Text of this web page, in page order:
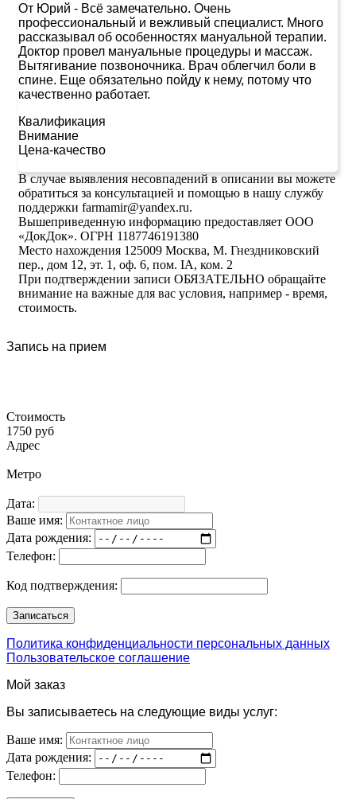
От Юрий - Всё замечательно. Очень
профессиональный и вежливый специалист. Много
рассказывал об особенностях мануальной терапии.
Доктор провел мануальные процедуры и массаж.
Вытягивание позвоночника. Врач облегчил боли в
спине. Еще обязательно пойду к нему, потому что
качественно работает.
Квалификация
Внимание
Цена-качество
В случае выявления несовпадений в описании вы можете
обратиться за консультацией и помощью в нашу службу
поддержки farmamir@yandex.ru.
Вышеприведенную информацию предоставляет ООО
«ДокДок». ОГРН 1187746191380
Место нахождения 125009 Москва, М. Гнездниковский
пер., дом 12, эт. 1, оф. 6, пом. IA, ком. 2
При подтверждении записи ОБЯЗАТЕЛЬНО обращайте
внимание на важные для вас условия, например - время,
стоимость.
Запись на прием
Стоимость
1750 руб
Адрес
Метро
Дата:
Ваше имя:
Дата рождения:
Телефон:
Код подтверждения:
Политика конфиденциальности персональных данных
Пользовательское соглашение
Мой заказ
Вы записываетесь на следующие виды услуг:
Ваше имя:
Дата рождения:
Телефон: